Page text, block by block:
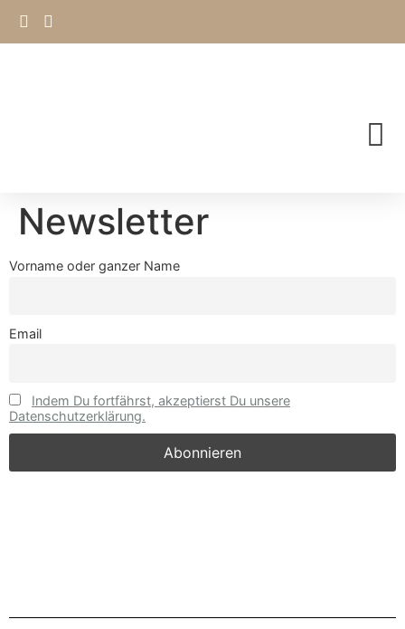
Newsletter
Vorname oder ganzer Name
Email
Indem Du fortfährst, akzeptierst Du unsere
Datenschutzerklärung.